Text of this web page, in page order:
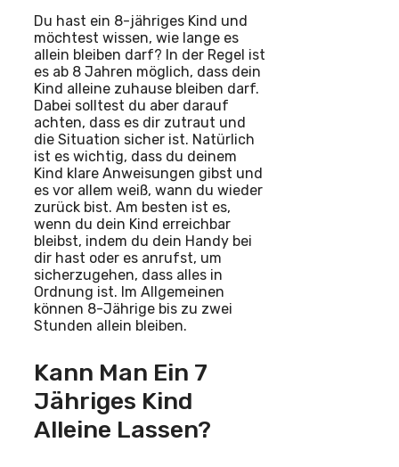
Du hast ein 8-jähriges Kind und
möchtest wissen, wie lange es
allein bleiben darf? In der Regel ist
es ab 8 Jahren möglich, dass dein
Kind alleine zuhause bleiben darf.
Dabei solltest du aber darauf
achten, dass es dir zutraut und
die Situation sicher ist. Natürlich
ist es wichtig, dass du deinem
Kind klare Anweisungen gibst und
es vor allem weiß, wann du wieder
zurück bist. Am besten ist es,
wenn du dein Kind erreichbar
bleibst, indem du dein Handy bei
dir hast oder es anrufst, um
sicherzugehen, dass alles in
Ordnung ist. Im Allgemeinen
können 8-Jährige bis zu zwei
Stunden allein bleiben.
Kann Man Ein 7
Jähriges Kind
Alleine Lassen?